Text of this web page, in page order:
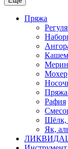
Пряжа
Мохер
Пряжа
Рафия
Шёлк,
Як,